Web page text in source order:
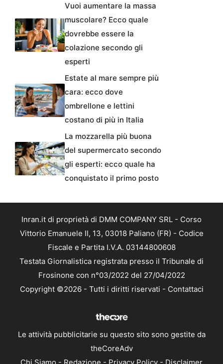
Vuoi aumentare la massa
muscolare? Ecco quale
dovrebbe essere la
colazione secondo gli
esperti
Estate al mare sempre più
cara: ecco dove
ombrellone e lettini
costano di più in Italia
La mozzarella più buona
del supermercato secondo
gli esperti: ecco quale ha
conquistato il primo posto
Inran.it di proprietà di DMM COMPANY SRL - Corso
Vittorio Emanuele II, 13, 03018 Paliano (FR) - Codice
Fiscale e Partita I.V.A. 03144800608
Testata Giornalistica registrata presso il Tribunale di
Frosinone con n°03/2022 del 27/04/2022
Copyright ©2026 - Tutti i diritti riservati - Contattaci
Le attività pubblicitarie su questo sito sono gestite da
theCoreAdv